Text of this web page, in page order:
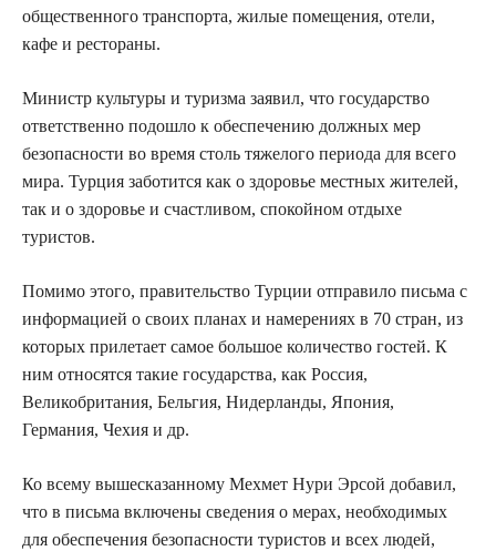
общественного транспорта, жилые помещения, отели,
кафе и рестораны.
Министр культуры и туризма заявил, что государство
ответственно подошло к обеспечению должных мер
безопасности во время столь тяжелого периода для всего
мира. Турция заботится как о здоровье местных жителей,
так и о здоровье и счастливом, спокойном отдыхе
туристов.
Помимо этого, правительство Турции отправило письма с
информацией о своих планах и намерениях в 70 стран, из
которых прилетает самое большое количество гостей. К
ним относятся такие государства, как Россия,
Великобритания, Бельгия, Нидерланды, Япония,
Германия, Чехия и др.
Ко всему вышесказанному Мехмет Нури Эрсой добавил,
что в письма включены сведения о мерах, необходимых
для обеспечения безопасности туристов и всех людей,